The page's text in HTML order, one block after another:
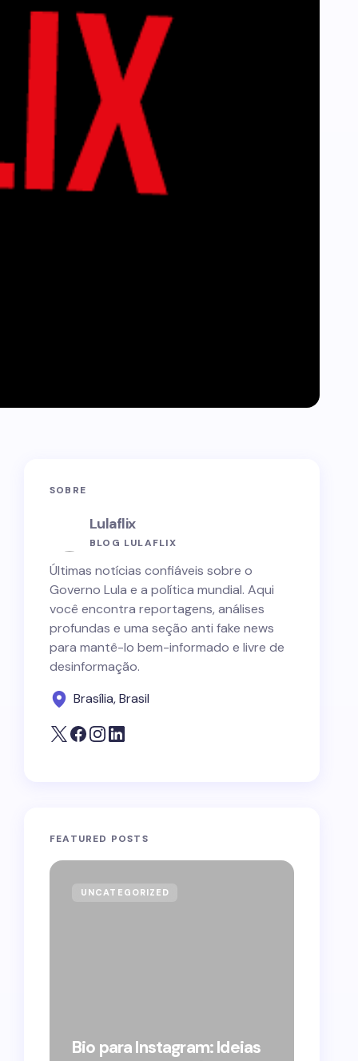
SOBRE
Lulaflix
BLOG LULAFLIX
Últimas notícias confiáveis sobre o
Governo Lula e a política mundial. Aqui
você encontra reportagens, análises
profundas e uma seção anti fake news
para mantê-lo bem-informado e livre de
desinformação.
Brasília, Brasil
FEATURED POSTS
UNCATEGORIZED
Bio para Instagram: Ideias